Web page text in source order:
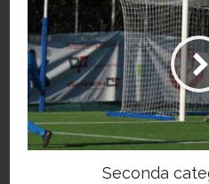
Seconda